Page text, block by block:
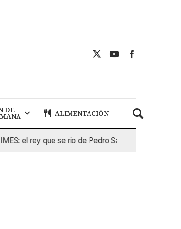
DE ALIMENTACIÓN
el rey que se rio de Pedro Sanchez